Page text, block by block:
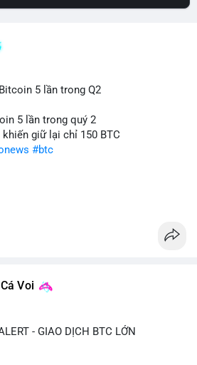
5 lần trong Q2
5 lần trong quý 2
giữ lại chỉ 150 BTC
#btc
Voi
- GIAO DỊCH BTC LỚN